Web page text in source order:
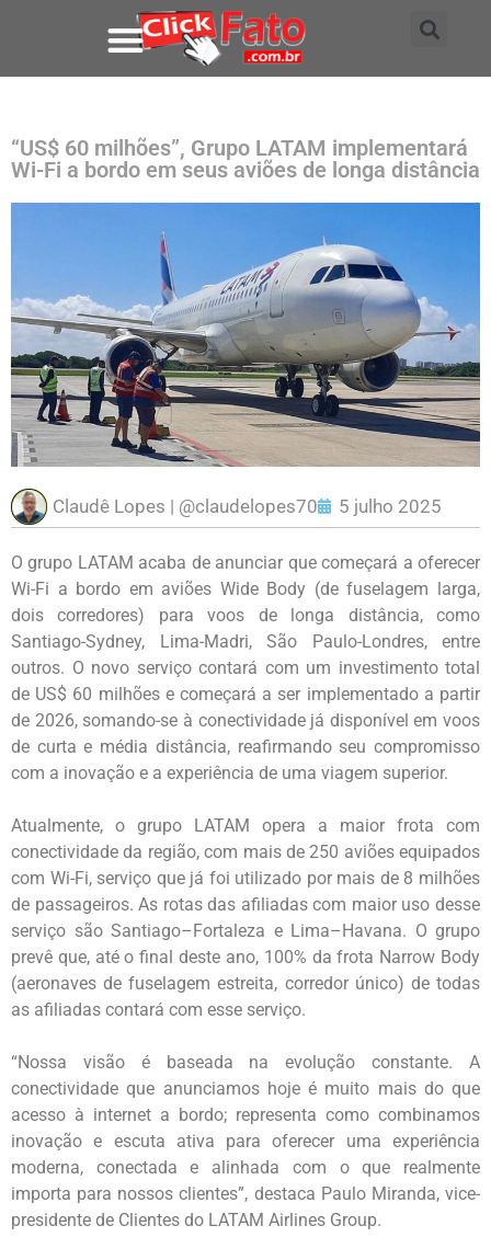
“US$ 60 milhões”, Grupo LATAM implementará
Wi-Fi a bordo em seus aviões de longa distância
Claudê Lopes | @claudelopes70 5 julho 2025
O grupo LATAM acaba de anunciar que começará a oferecer
Wi-Fi a bordo em aviões Wide Body (de fuselagem larga,
dois corredores) para voos de longa distância, como
Santiago-Sydney, Lima-Madri, São Paulo-Londres, entre
outros. O novo serviço contará com um investimento total
de US$ 60 milhões e começará a ser implementado a partir
de 2026, somando-se à conectividade já disponível em voos
de curta e média distância, reafirmando seu compromisso
com a inovação e a experiência de uma viagem superior.
Atualmente, o grupo LATAM opera a maior frota com
conectividade da região, com mais de 250 aviões equipados
com Wi-Fi, serviço que já foi utilizado por mais de 8 milhões
de passageiros. As rotas das afiliadas com maior uso desse
serviço são Santiago–Fortaleza e Lima–Havana. O grupo
prevê que, até o final deste ano, 100% da frota Narrow Body
(aeronaves de fuselagem estreita, corredor único) de todas
as afiliadas contará com esse serviço.
“Nossa visão é baseada na evolução constante. A
conectividade que anunciamos hoje é muito mais do que
acesso à internet a bordo; representa como combinamos
inovação e escuta ativa para oferecer uma experiência
moderna, conectada e alinhada com o que realmente
importa para nossos clientes”, destaca Paulo Miranda, vice-
presidente de Clientes do LATAM Airlines Group.